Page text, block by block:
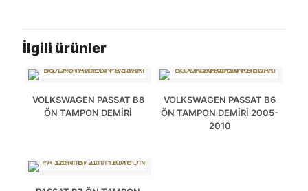
İlgili ürünler
VOLKSWAGEN PASSAT B8
ÖN TAMPON DEMİRİ
VOLKSWAGEN PASSAT B6
ÖN TAMPON DEMİRİ 2005-
2010